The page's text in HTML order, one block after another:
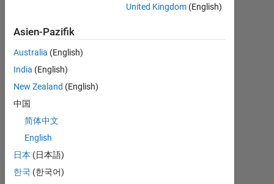
0
RANG
302.034
REPUTATION
0
United Kingdom (English)
Asien-Pazifik
Australia (English)
India (English)
New Zealand (English)
中国
简体中文
English
日本 (日本語)
한국 (한국어)